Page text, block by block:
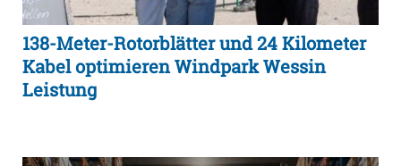
138-Meter-Rotorblätter und 24 Kilometer
Kabel optimieren Windpark Wessin
Leistung